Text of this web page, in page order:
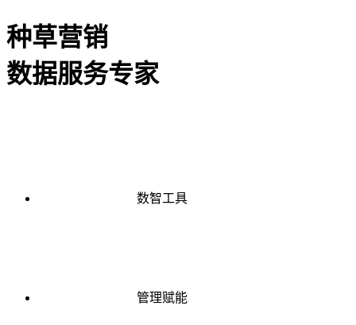
种草营销
数据服务专家
数智工具
管理赋能